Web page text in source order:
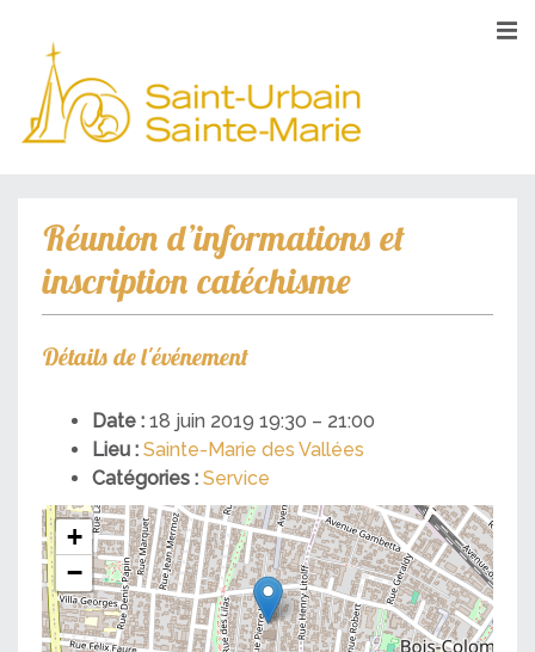
Réunion d’informations et
inscription catéchisme
Détails de l'événement
Date : 18 juin 2019 19:30 – 21:00
Lieu : Sainte-Marie des Vallées
Catégories : Service
+
−